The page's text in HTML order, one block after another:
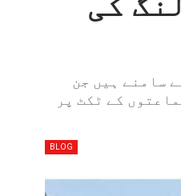
403 امیدوار آمنے سامنے ہیں جن
جماعتوں کے ٹکٹ پر
BLOG